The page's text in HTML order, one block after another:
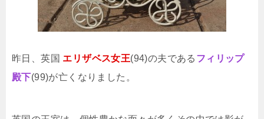
昨日、英国 エリザベス女王(94)の夫である フィリップ
殿下(99)が亡くなりました。